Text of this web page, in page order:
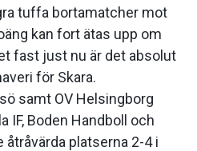
tuffa bortamatcher mot
kan fort ätas upp om
fast just nu är det absolut
för Skara.
samt OV Helsingborg
IF, Boden Handboll och
åtråvärda platserna 2-4 i